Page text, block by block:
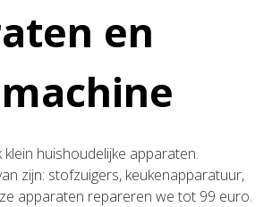
en
huishoudelijke apparaten.
zijn: stofzuigers, keukenapparatuur,
apparaten repareren we tot 99 euro.